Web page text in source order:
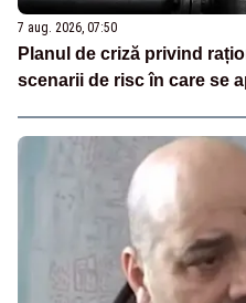
7 aug. 2026, 07:50
Planul de criză privind
scenarii de risc în care se